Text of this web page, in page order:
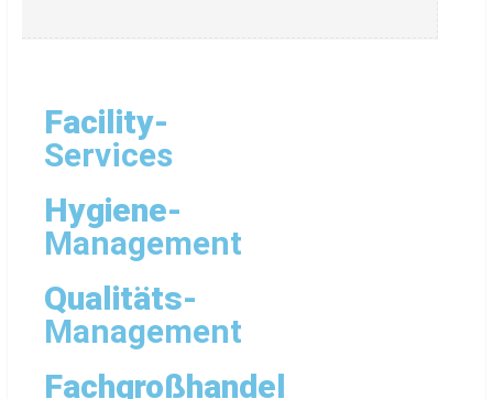
Facility-
Services
Hygiene-
Management
Qualitäts-
Management
Fachgroßhandel